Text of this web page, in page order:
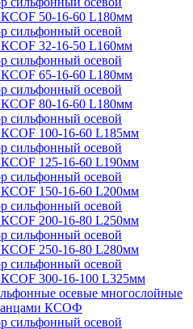
50-16-60 L180мм
сильфонный осевой
32-16-50 L160мм
сильфонный осевой
65-16-60 L180мм
сильфонный осевой
80-16-60 L180мм
сильфонный осевой
100-16-60 L185мм
сильфонный осевой
125-16-60 L190мм
сильфонный осевой
150-16-60 L200мм
сильфонный осевой
200-16-80 L250мм
сильфонный осевой
250-16-80 L280мм
сильфонный осевой
300-16-100 L325мм
осевые многослойные
КСОФ
сильфонный осевой